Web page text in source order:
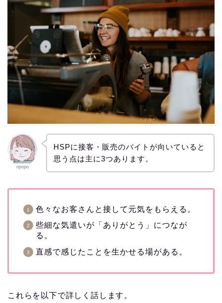
ripopo
HSPに接客・販売のバイトが向いていると
思う点は主に3つあります。
色々なお客さんと接して元気をもらえる。
些細な気遣いが「ありがとう」につなが
る。
直感で感じたことを生かせる場がある。
これらを以下で詳しく話します。